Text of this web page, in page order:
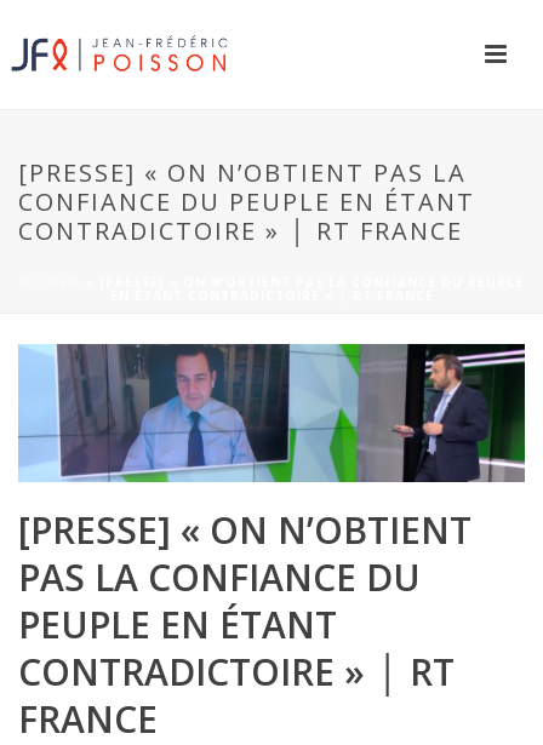
[PRESSE] « ON N’OBTIENT PAS LA
CONFIANCE DU PEUPLE EN ÉTANT
CONTRADICTOIRE » │ RT FRANCE
[PRESSE] « ON N’OBTIENT
PAS LA CONFIANCE DU
PEUPLE EN ÉTANT
CONTRADICTOIRE » │ RT
FRANCE